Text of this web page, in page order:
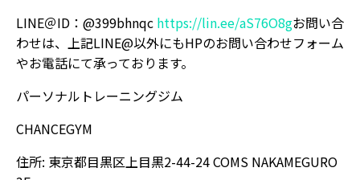
LINE＠ID：@399bhnqc https://lin.ee/aS76O8gお問い合
わせは、上記LINE@以外にもHPのお問い合わせフォーム
やお電話にて承っております。
パーソナルトレーニングジム
CHANCEGYM
住所: 東京都目黒区上目黒2-44-24 COMS NAKAMEGURO